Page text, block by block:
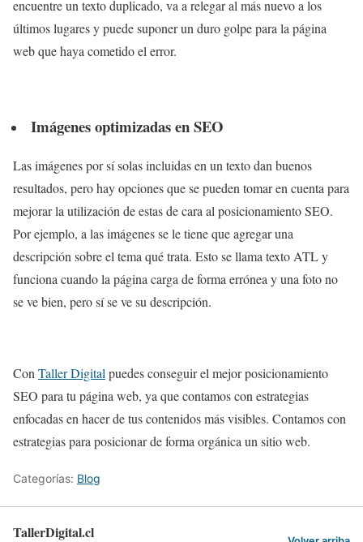
encuentre un texto duplicado, va a relegar al más nuevo a los
últimos lugares y puede suponer un duro golpe para la página
web que haya cometido el error.
Imágenes optimizadas en SEO
Las imágenes por sí solas incluidas en un texto dan buenos
resultados, pero hay opciones que se pueden tomar en cuenta para
mejorar la utilización de estas de cara al posicionamiento SEO.
Por ejemplo, a las imágenes se le tiene que agregar una
descripción sobre el tema qué trata. Esto se llama texto ATL y
funciona cuando la página carga de forma errónea y una foto no
se ve bien, pero sí se ve su descripción.
ConTaller Digitalpuedes conseguir el mejor posicionamiento
SEO para tu página web, ya que contamos con estrategias
enfocadas en hacer de tus contenidos más visibles. Contamos con
estrategias para posicionar de forma orgánica un sitio web.
Categorías: Blog
TallerDigital.cl